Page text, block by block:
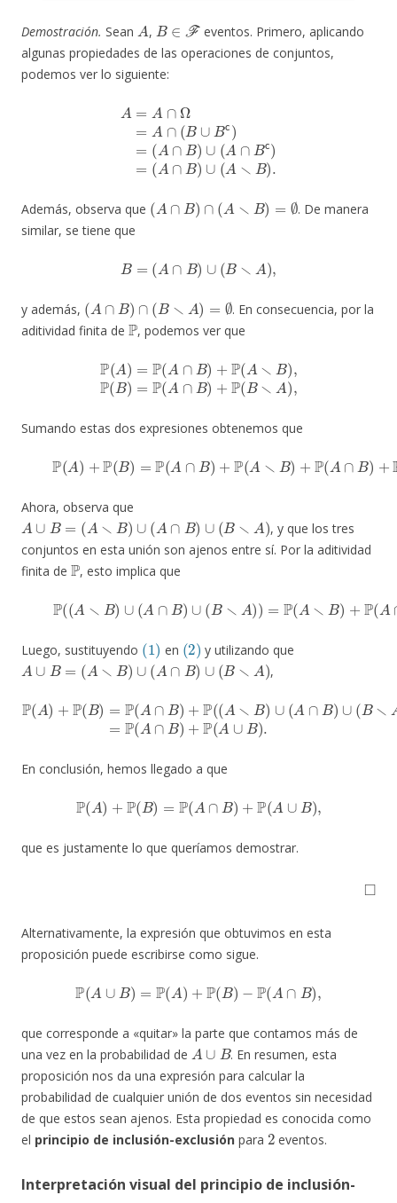
Demostración. Sean
A
,
B∈
eventos. Primero, aplicando
algunas propiedades de las operaciones de conjuntos,
podemos ver lo siguiente:
B∪ )=(A∩
Además, observa que
(A∩ )∩ ∖ B ∅
. De manera
similar, se tiene que
B= (A∩ B) ∪ ( B∖A
y además,
(A∩ )∩ ∖A)
. En consecuencia, por la
aditividad finita de
P
, podemos ver que
(A∩B P(A ∖ B) P( ) =P( A ∩ )+
Sumando estas dos expresiones obtenemos que
(1)P(A P(B) =P (A∩B)+P( A B) P (A∩B)+P( ∖
Ahora, observa que
A∪B=(A∖B)∪ A∩ ∪ B A)
, y que los tres
conjuntos en esta unión son ajenos entre sí. Por la aditividad
finita de
P
, esto implica que
(2) P (( A ∖B )∪ (A ∩B )∪ B∖A =P A ∖ B)+ ( A∩ B)
Luego, sustituyendo
(1)
en
(2)
y utilizando que
A∪B= A∖B)∪(A∩B)∪(B∖ A)
,
P( A)+ P (B)=P ∩B + P( (A∖ B )∪(A∩B ∪( B ∖ A) =P(A ∩ B)+
P( A ∪B).
En conclusión, hemos llegado a que
( A)+P( =P( A ∩B )+ ( A∪B) ,
que es justamente lo que queríamos demostrar.
◻
Alternativamente, la expresión que obtuvimos en esta
proposición puede escribirse como sigue.
P A∪ =P (A + P(B)− A∩ B) ,
que corresponde a «quitar» la parte que contamos más de
una vez en la probabilidad de
A∪B
. En resumen, esta
proposición nos da una expresión para calcular la
probabilidad de cualquier unión de dos eventos sin necesidad
de que estos sean ajenos. Esta propiedad es conocida como
el principio de inclusión-exclusión para
2
eventos.
Interpretación visual del principio de inclusión-